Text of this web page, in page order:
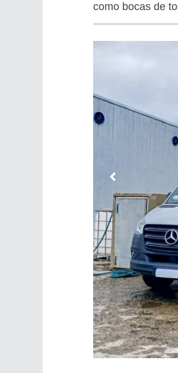
como bocas de